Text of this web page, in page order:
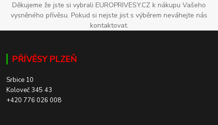
Děkujeme že jste si vybrali EUROPRIVESY.CZ k nákupu Vašeho
vysněného přívěsu. Pokud si nejste jist s výběrem neváhejte nás
kontaktovat.
PŘÍVĚSY PLZEŇ
Srbice 10
Koloveč 345 43
+420 776 026 008